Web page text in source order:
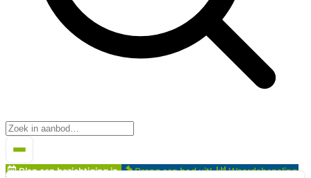
Plan een bezichtiging in Breng een bod uit!
Waardebepaling